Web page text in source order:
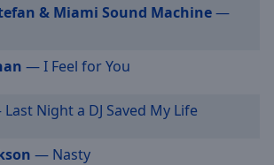
& Miami Sound Machine—
— I Feel for You
Night a DJ Saved My Life
— Nasty